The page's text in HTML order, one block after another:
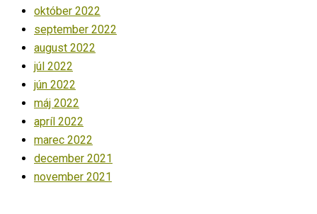
október 2022
september 2022
august 2022
júl 2022
jún 2022
máj 2022
apríl 2022
marec 2022
december 2021
november 2021